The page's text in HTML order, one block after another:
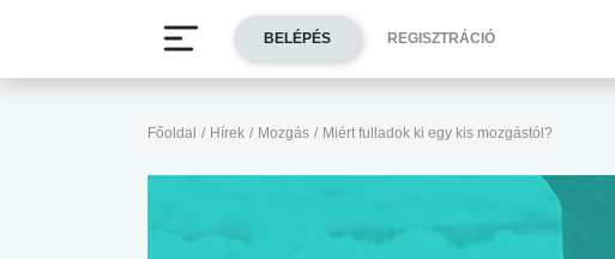
Főoldal / Hírek / Mozgás / Miért fulladok ki egy kis mozgástól?
BELÉPÉS REGISZTRÁCIÓ